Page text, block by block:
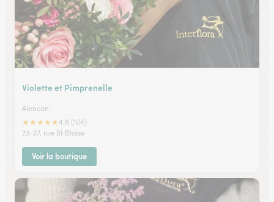
Violette et Pimprenelle
Alencon
★★★★★4.8 (104)
23-27, rue St Blaise
Voir la boutique